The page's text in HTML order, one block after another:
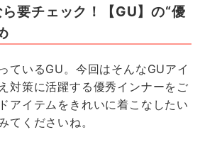
要チェック！【GU】の“優
ているGU。今回はそんなGUアイ
対策に活躍する優秀インナーをご
アイテムをきれいに着こなしたい
てくださいね。